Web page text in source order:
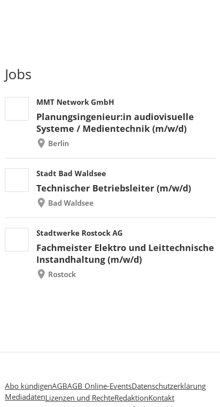
Jobs
MMT Network GmbH
Planungsingenieur:in audiovisuelle
Systeme / Medientechnik (m/w/d)
Berlin
Stadt Bad Waldsee
Technischer Betriebsleiter (m/w/d)
Bad Waldsee
Stadtwerke Rostock AG
Fachmeister Elektro und Leittechnische
Instandhaltung (m/w/d)
Rostock
Abo kündigenAGBAGB Online-EventsDatenschutzerklärung
MediadatenLizenzen und RechteRedaktionKontakt